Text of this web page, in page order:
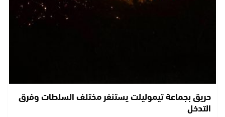
حريق بجماعة تيموليلت يستنفر مختلف السلطات وفرق
التدخل